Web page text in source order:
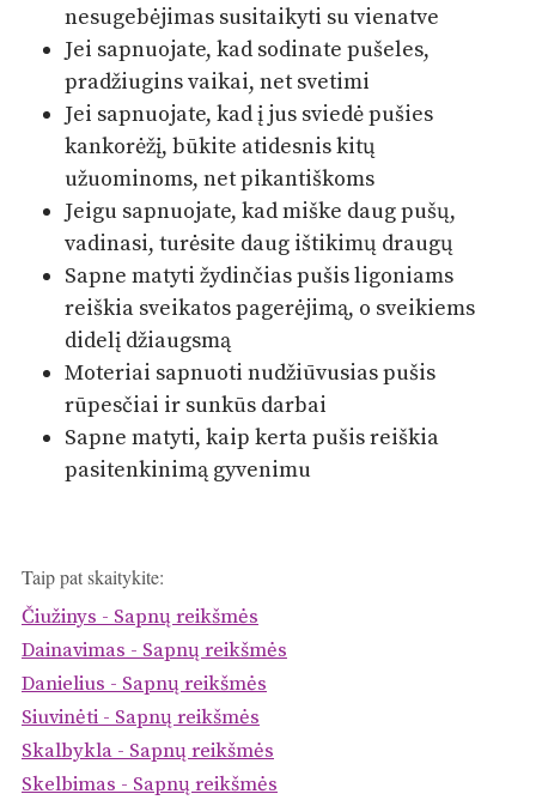
nesugebėjimas susitaikyti su vienatve
Jei sapnuojate, kad sodinate pušeles,
pradžiugins vaikai, net svetimi
Jei sapnuojate, kad į jus sviedė pušies
kankorėžį, būkite atidesnis kitų
užuominoms, net pikantiškoms
Jeigu sapnuojate, kad miške daug pušų,
vadinasi, turėsite daug ištikimų draugų
Sapne matyti žydinčias pušis ligoniams
reiškia sveikatos pagerėjimą, o sveikiems
didelį džiaugsmą
Moteriai sapnuoti nudžiūvusias pušis
rūpesčiai ir sunkūs darbai
Sapne matyti, kaip kerta pušis reiškia
pasitenkinimą gyvenimu
Taip pat skaitykite:
Čiužinys - Sapnų reikšmės
Dainavimas - Sapnų reikšmės
Danielius - Sapnų reikšmės
Siuvinėti - Sapnų reikšmės
Skalbykla - Sapnų reikšmės
Skelbimas - Sapnų reikšmės